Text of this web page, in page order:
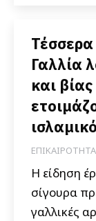
Γαλλία
και
ΕΠΙΚΑΙΡΟΤΗΤΑ
Η είδηση
σίγουρα
γαλλικές